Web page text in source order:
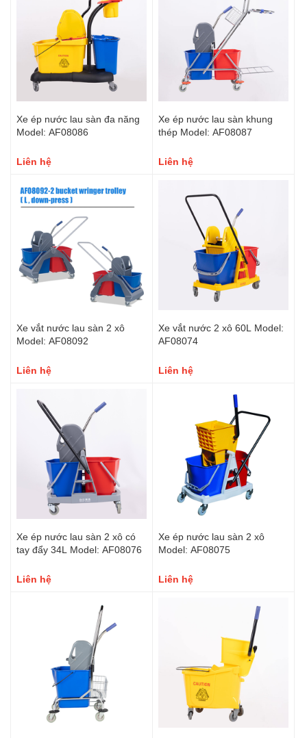
Xe ép nước lau sàn đa năng
Model: AF08086
Liên hệ
Xe ép nước lau sàn khung
thép Model: AF08087
Liên hệ
Xe vắt nước lau sàn 2 xô
Model: AF08092
Liên hệ
Xe vắt nước 2 xô 60L Model:
AF08074
Liên hệ
Xe ép nước lau sàn 2 xô có
tay đẩy 34L Model: AF08076
Liên hệ
Xe ép nước lau sàn 2 xô
Model: AF08075
Liên hệ